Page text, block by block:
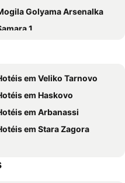
Golyama Arsenalka
1
lift Sky Lift
em Veliko Tarnovo
em Haskovo
em Arbanassi
em Stara Zagora